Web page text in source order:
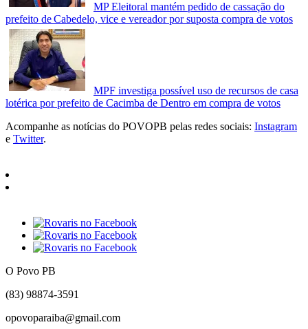
MP Eleitoral mantém pedido de cassação do
prefeito de Cabedelo, vice e vereador por suposta compra de votos
MPF investiga possível uso de recursos de casa
lotérica por prefeito de Cacimba de Dentro em compra de votos
Acompanhe as notícias do POVOPB pelas redes sociais: Instagram
e Twitter.
O Povo PB
(83) 98874-3591
opovoparaiba@gmail.com